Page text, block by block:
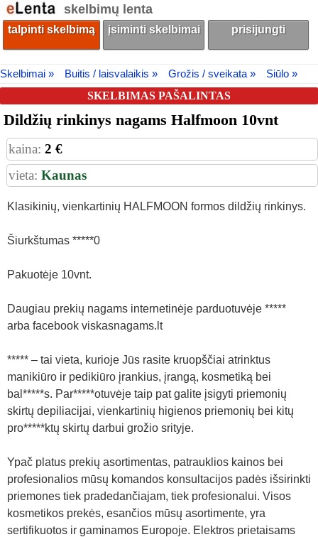
skelbimų lenta
talpinti skelbimą įsiminti skelbimai prisijungti
Skelbimai » Buitis / laisvalaikis » Grožis / sveikata »
Siūlo »
SKELBIMAS PAŠALINTAS
Dildžių rinkinys nagams Halfmoon 10vnt
kaina: 2 €
vieta: Kaunas
Klasikinių, vienkartinių HALFMOON formos dildžių rinkinys.
Šiurkštumas *****0
Pakuotėje 10vnt.
Daugiau prekių nagams internetinėje parduotuvėje *****
arba facebook viskasnagams.lt
***** – tai vieta, kurioje Jūs rasite kruopščiai atrinktus
manikiūro ir pedikiūro įrankius, įrangą, kosmetiką bei
bal*****s. Par*****otuvėje taip pat galite įsigyti priemonių
skirtų depiliacijai, vienkartinių higienos priemonių bei kitų
pro*****ktų skirtų darbui grožio srityje.
Ypač platus prekių asortimentas, patrauklios kainos bei
profesionalios mūsų komandos konsultacijos padės išsirinkti
priemones tiek pradedančiajam, tiek profesionalui. Visos
kosmetikos prekės, esančios mūsų asortimente, yra
sertifikuotos ir gaminamos Europoje. Elektros prietaisams